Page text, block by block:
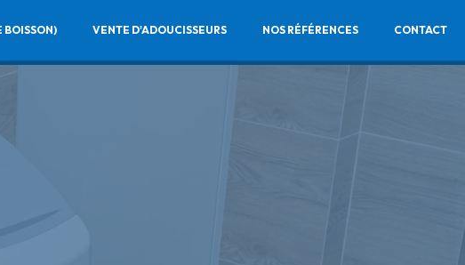
BOISSON) VENTE D'ADOUCISSEURS NOS RÉFÉRENCES CONTACT